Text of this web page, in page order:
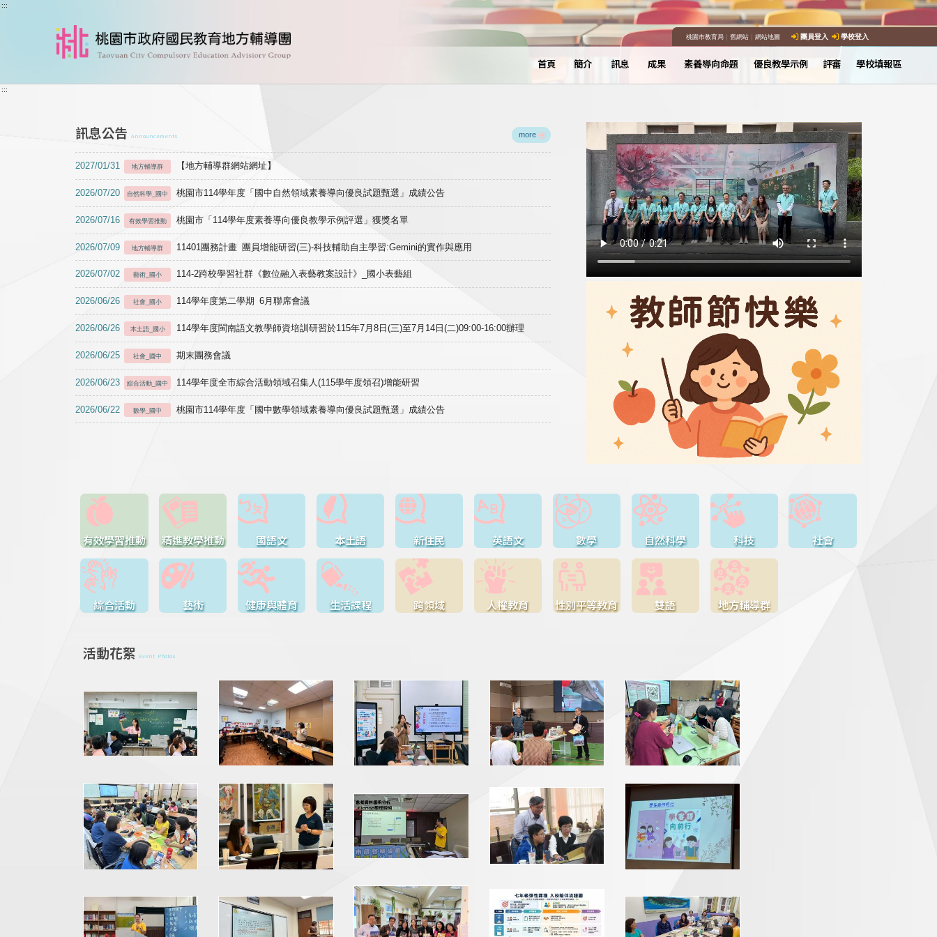
跳到主要內容
:::
桃園市教育局｜ 舊網站｜ 網站地圖 團員登入 學校登入
首頁 簡介 訊息 成果 素養導向命題 優良教學示例 評審 學校填報區
:::
訊息公告 Announcements more
2027/01/31 地方輔導群 【地方輔導群網站網址】
2026/07/20 自然科學_國中 桃園市114學年度「國中自然領域素養導向優良試題甄選」成績公告
2026/07/16 有效學習推動 桃園市「114學年度素養導向優良教學示例評選」獲獎名單
2026/07/09 地方輔導群 11401團務計畫 團員增能研習(三)-科技輔助自主學習:Gemini的實作與應用
2026/07/02 藝術_國小 114-2跨校學習社群《數位融入表藝教案設計》_國小表藝組
2026/06/26 社會_國小 114學年度第二學期 6月聯席會議
2026/06/26 本土語_國小 114學年度閩南語文教學師資培訓研習於115年7月8日(三)至7月14日(二)09:00-16:00辦理
2026/06/25 社會_國中 期末團務會議
2026/06/23 綜合活動_國中 114學年度全市綜合活動領域召集人(115學年度領召)增能研習
2026/06/22 數學_國中 桃園市114學年度「國中數學領域素養導向優良試題甄選」成績公告
有效學習推動 精進教學推動 國語文 本土語 新住民 英語文 數學 自然科學 科技 社會
綜合活動 藝術 健康與體育 生活課程 跨領域 人權教育 性別平等教育 雙語 地方輔導群
活動花絮 Event Photos